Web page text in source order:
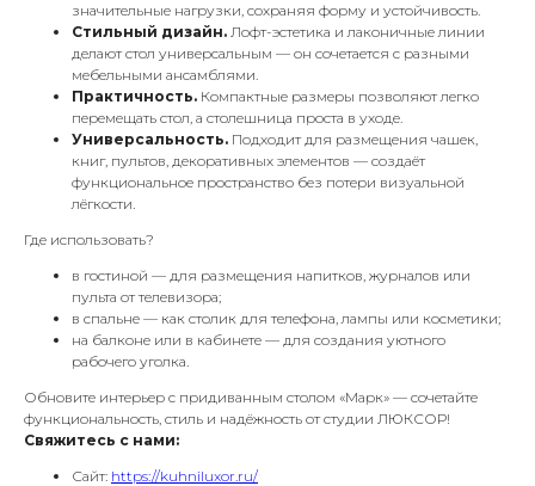
значительные нагрузки, сохраняя форму и устойчивость.
Стильный дизайн. Лофт-эстетика и лаконичные линии
делают стол универсальным — он сочетается с разными
мебельными ансамблями.
Практичность. Компактные размеры позволяют легко
перемещать стол, а столешница проста в уходе.
Универсальность. Подходит для размещения чашек,
книг, пультов, декоративных элементов — создаёт
функциональное пространство без потери визуальной
лёгкости.
Где использовать?
в гостиной — для размещения напитков, журналов или
пульта от телевизора;
в спальне — как столик для телефона, лампы или косметики;
на балконе или в кабинете — для создания уютного
рабочего уголка.
Обновите интерьер с придиванным столом «Марк» — сочетайте
функциональность, стиль и надёжность от студии ЛЮКСОР!
Свяжитесь с нами:
Сайт: https://kuhniluxor.ru/